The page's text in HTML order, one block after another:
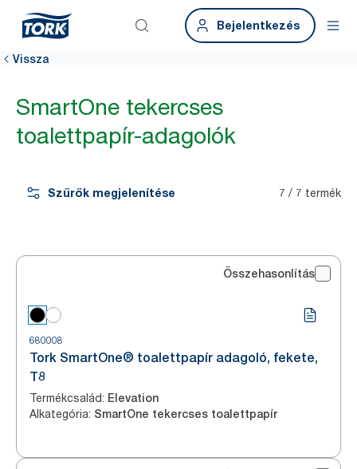
Bejelentkezés
Vissza
SmartOne tekercses
toalettpapír-adagolók
Szűrők megjelenítése 7 / 7 termék
Összehasonlítás
680008
Tork SmartOne® toalettpapír adagoló, fekete,
T8
Termékcsalád: Elevation
Alkategória: SmartOne tekercses toalettpapír